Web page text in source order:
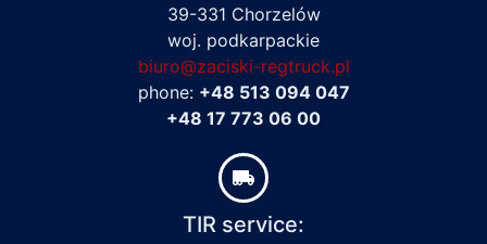
39-331 Chorzelów
woj. podkarpackie
biuro@zaciski-regtruck.pl
phone: +48 513 094 047
+48 17 773 06 00
TIR service: